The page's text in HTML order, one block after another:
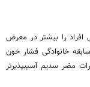
افراد را بیشتر در معرض
خانوادگی فشار خون
مضر سدیم آسیبپذیرتر